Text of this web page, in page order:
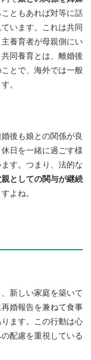
こともあれば対等に話
います。これは共同
養育者が母親側にい
同養育とは、離婚後
とで、海外では一般
。
後も娘との関係が良
日を一緒に過ごす様
す。つまり、法的な
としての関与が継続
よね。
新しい家庭を築いて
婚報告を兼ねて食事
ます。この行動は心
配慮を重視している